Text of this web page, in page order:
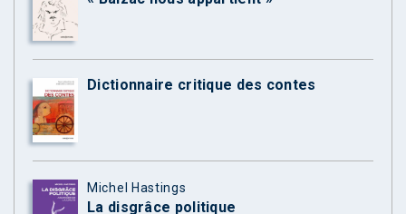
Dictionnaire critique des contes
Michel Hastings
La disgrâce politique